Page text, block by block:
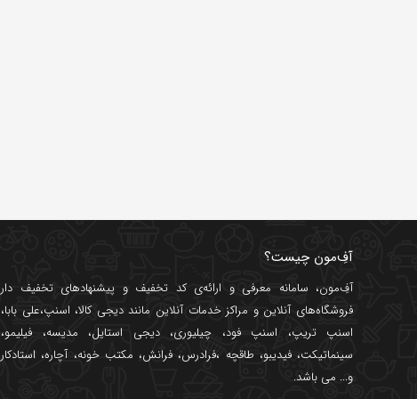
آفِ‌مون چیست؟
آفِ‌مون، سامانه معرفی و ارائه‌یکد تخفیف و پیشنهادهای تخفیف دار
فروشگاه‌های آنلاین و مراکز خدمات آنلاین ماننددیجی کالا، اسنپ،علی بابا،
اسنپ تریپ، اسنپ فود، چیلیوری،دیجی استایل، مدیسه، فیلیمو،
سینماتیکت،فیدیبو، طاقچه ،فرادرس، فرانش، مکتب خونه،آچاره، استادکار
و... می باشد.